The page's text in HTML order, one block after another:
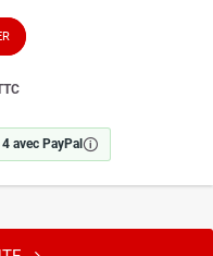
avec PayPal 🛈